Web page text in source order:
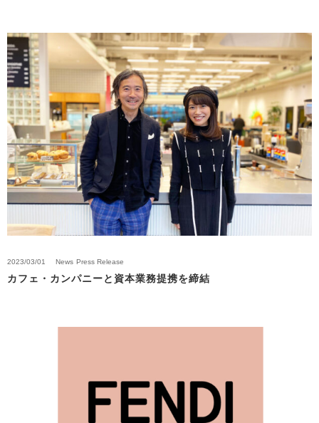
2023/03/01 News Press Release
カフェ・カンパニーと資本業務提携を締結